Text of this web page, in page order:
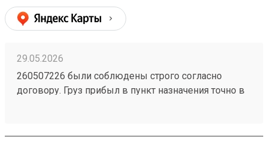
29.05.2026
260507226 были соблюдены строго согласно
договору. Груз прибыл в пункт назначения точно в
упаковки и сохранность груза были на высоте.